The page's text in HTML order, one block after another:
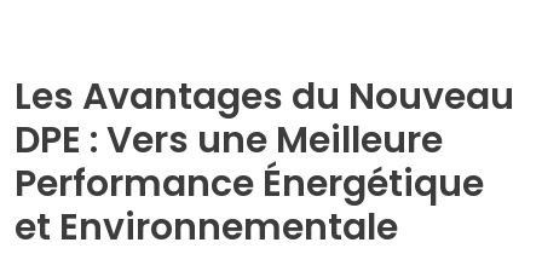
Les Avantages du Nouveau
DPE : Vers une Meilleure
Performance Énergétique
et Environnementale